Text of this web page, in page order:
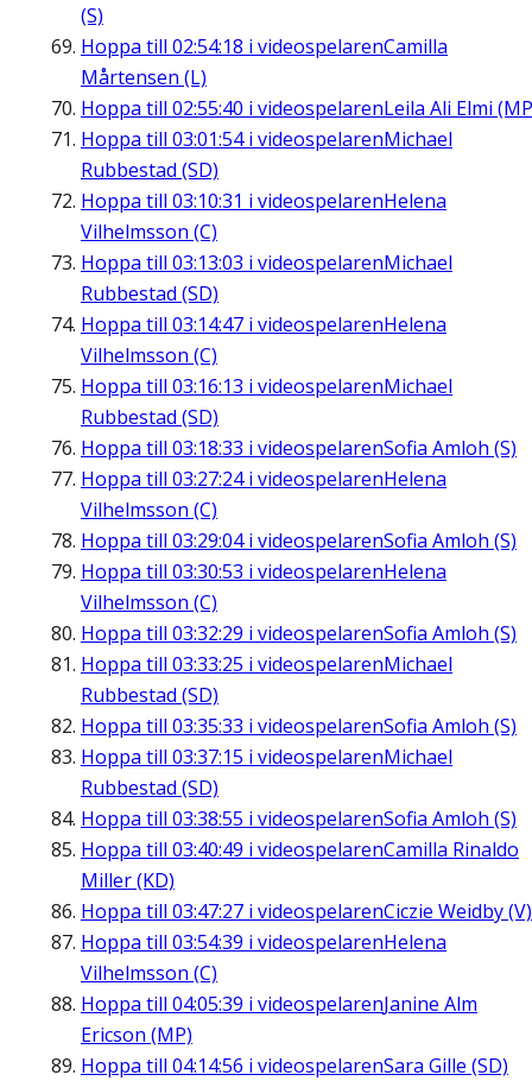
(S)
Hoppa till 02:54:18 i videospelarenCamilla
Mårtensen (L)
Hoppa till 02:55:40 i videospelarenLeila Ali Elmi
Hoppa till 03:01:54i videospelarenMichael
Rubbestad (SD)
Hoppa till 03:10:31 i videospelarenHelena
Vilhelmsson (C)
Hoppa till 03:13:03 i videospelarenMichael
Rubbestad (SD)
Hoppa till 03:14:47 i videospelarenHelena
Vilhelmsson (C)
Hoppa till 03:16:13 i videospelarenMichael
Rubbestad (SD)
Hoppa till 03:18:33 i videospelarenSofia Amloh (S)
Hoppa till 03:27:24i videospelarenHelena
Vilhelmsson (C)
Hoppa till 03:29:04i videospelarenSofia Amloh (S)
Hoppa till 03:30:53 i videospelarenHelena
Vilhelmsson (C)
Hoppa till 03:32:29 i videospelarenSofia Amloh (S)
Hoppa till 03:33:25 i videospelarenMichael
Rubbestad (SD)
Hoppa till 03:35:33 i videospelarenSofia Amloh (S)
Hoppa till 03:37:15 i videospelarenMichael
Rubbestad (SD)
Hoppa till 03:38:55 i videospelarenSofia Amloh (S)
Hoppa till 03:40:49 i videospelarenCamilla Rinaldo
Miller (KD)
Hoppa till 03:47:27 i videospelarenCiczie Weidby (V)
Hoppa till 03:54:39 i videospelarenHelena
Vilhelmsson (C)
Hoppa till 04:05:39 i videospelarenJanine Alm
Ericson (MP)
Hoppa till 04:14:56 i videospelarenSara Gille (SD)